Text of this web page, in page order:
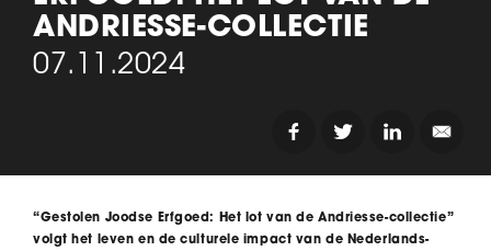
ANDRIESSE-COLLECTIE
07.11.2024
“Gestolen Joodse Erfgoed: Het lot van de Andriesse-collectie”
volgt het leven en de culturele impact van de Nederlands-